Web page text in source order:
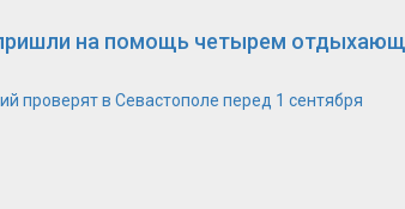
на помощь четырем
проверят в Севастополе перед 1 сентября